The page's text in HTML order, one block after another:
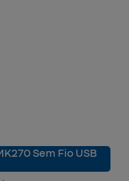
Sem Fio USB